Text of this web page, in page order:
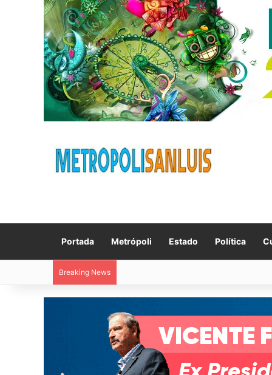
Portada Metrópoli Estado Política
Breaking News